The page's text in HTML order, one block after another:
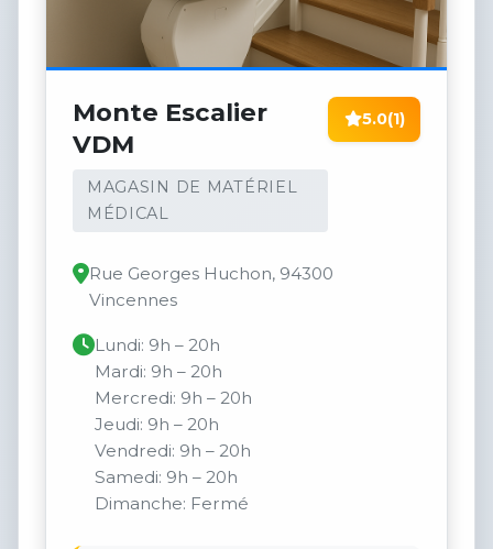
Monte Escalier
VDM
MAGASIN DE MATÉRIEL
MÉDICAL
5.0(1)
Rue Georges Huchon, 94300
Vincennes
Lundi: 9h – 20h
Mardi: 9h – 20h
Mercredi: 9h – 20h
Jeudi: 9h – 20h
Vendredi: 9h – 20h
Samedi: 9h – 20h
Dimanche: Fermé